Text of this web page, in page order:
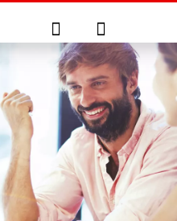
Suche Anmelden